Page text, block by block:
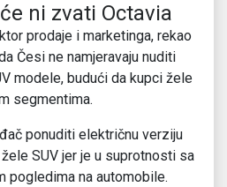
ni zvati Octavia
prodaje i marketinga, rekao
Česi ne namjeravaju nuditi
modele, budući da kupci žele
segmentima.
ponuditi električnu verziju
SUV jer je u suprotnosti sa
pogledima na automobile.